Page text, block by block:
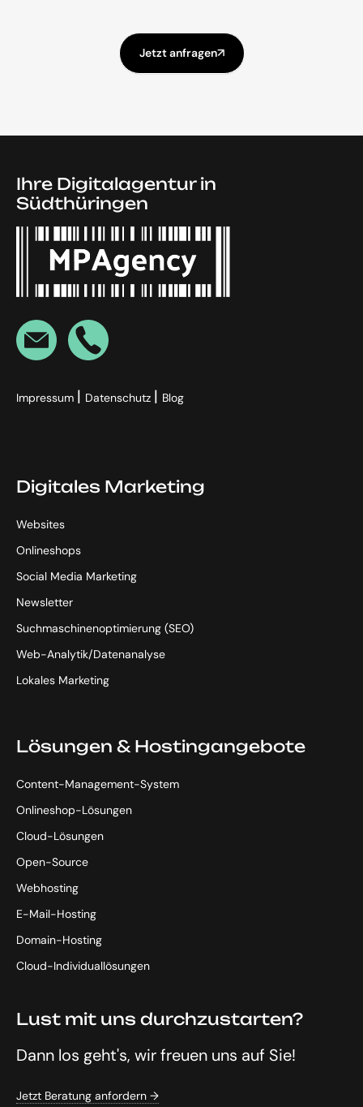
Jetzt anfragen
Ihre Digitalagentur in
Südthüringen
Impressum | Datenschutz | Blog
Digitales Marketing
Websites
Onlineshops
Social Media Marketing
Newsletter
Suchmaschinenoptimierung (SEO)
Web-Analytik/Datenanalyse
Lokales Marketing
Lösungen & Hostingangebote
Content-Management-System
Onlineshop-Lösungen
Cloud-Lösungen
Open-Source
Webhosting
E-Mail-Hosting
Domain-Hosting
Cloud-Individuallösungen
Lust mit uns durchzustarten?
Dann los geht's, wir freuen uns auf Sie!
Jetzt Beratung anfordern →